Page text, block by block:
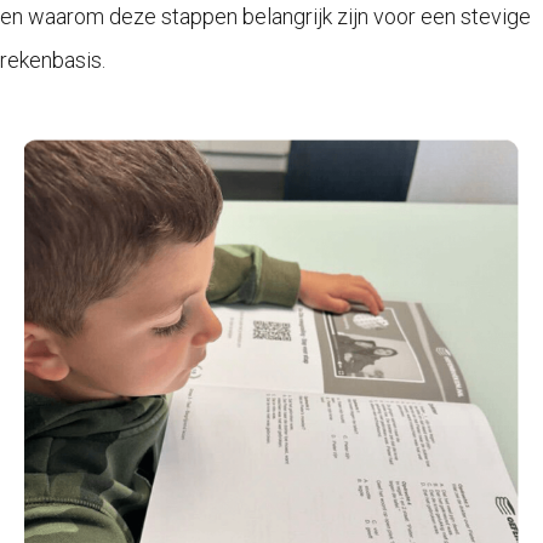
en waarom deze stappen belangrijk zijn voor een stevige
rekenbasis.